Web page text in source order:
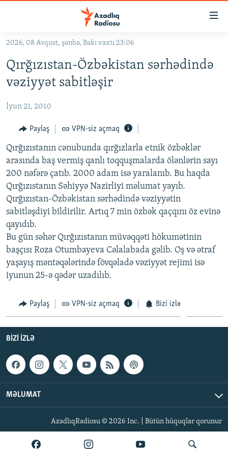
Əsas
qayıt
Əsas
naviqasiyaya
qayıt
#İZAHLA
KORRUPSIOMETR
#ƏSLINDƏ
FƏRQƏ BAX
QANUNI DOĞRU
ARAŞDIRMA
MULTIMEDIA
VIDEO
FOTOQALEREYA
İNFOQRAFIKA
KARIKATURA
RADIO ARXIV
OXU ZALI
AZƏRBAYCAN ƏDƏBIYYATI KITABXANASI
İSLAM VƏ DEMOKRATIYA
İZ - MƏDƏNIYYƏT PROQRAMI
HAQQIMIZDA
MISSIYAMIZ
PEŞƏ ETIKASI VƏ JURNALISTIKA STANDARTLARIMIZ
MATERIALLARIMIZDAN ISTIFADƏ
BIZI IZLƏ
2026, 08 Avqust, şənbə, Bakı vaxtı 23:06
Qırğızıstan-Özbəkistan sərhədində
vəziyyət sabitləşir
İyun 21, 2010
Paylaş VPN-siz açmaq
Qırğızıstanın cənubunda qırğızlarla etnik özbəklər
arasında baş vermiş qanlı toqquşmalarda ölənlərin sayı
200 nəfərə çatıb. 2000 adam isə yaralanıb. Bu haqda
Qırğızıstanın Səhiyyə Nazirliyi məlumat yayıb.
Qırğızıstan-Özbəkistan sərhədində vəziyyətin
sabitləşdiyi bildirilir. Artıq 7 min özbək qaçqını öz evinə
qayıdıb.
Bu gün səhər Qırğızıstanın müvəqqəti hökumətinin
başçısı Roza Otumbayeva Cəlalabada gəlib. Oş və ətraf
yaşayış məntəqələrində fövqəladə vəziyyət rejimi isə
iyunun 25-ə qədər uzadılıb.
Paylaş VPN-siz açmaq Bizi izlə
BIZI IZLƏ
MƏLUMAT
AzadlıqRadiosu © 2026 Inc. | Bütün hüquqlar qorunur